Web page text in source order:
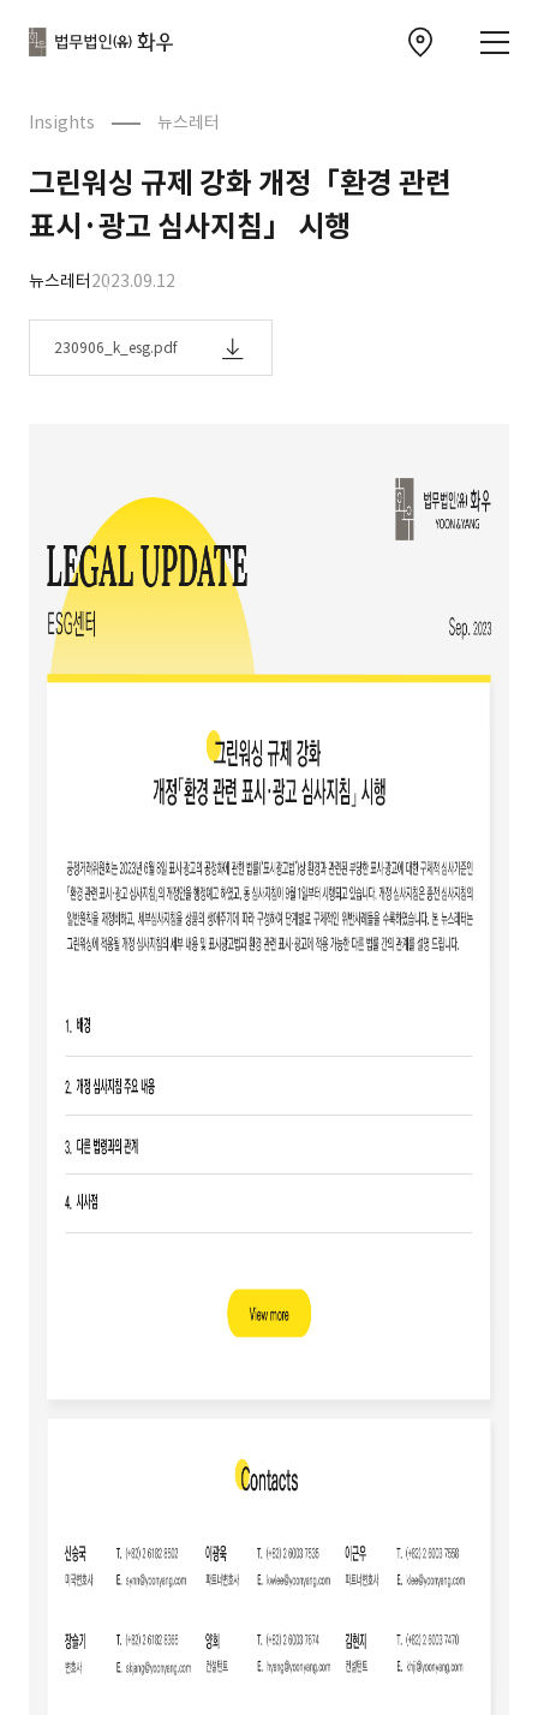
Insights 뉴스레터
그린워싱 규제 강화 개정「환경 관련
표시·광고 심사지침」 시행
뉴스레터2023.09.12
230906_k_esg.pdf